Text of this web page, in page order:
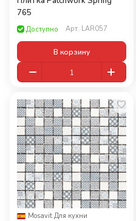
765
Доступно Арт. LAR057
В корзину
Mosavit·Для кухни